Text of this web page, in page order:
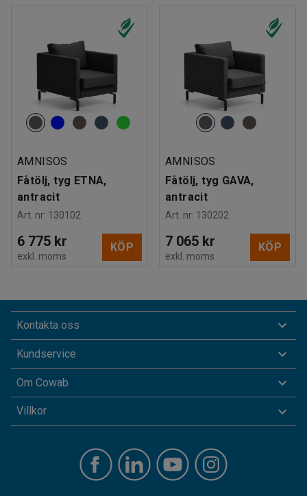
AMNISOS
Fåtölj, tyg ETNA,
antracit
Art. nr: 130102
6 775 kr
exkl. moms
KÖP
AMNISOS
Fåtölj, tyg GAVA,
antracit
Art. nr: 130202
7 065 kr
exkl. moms
KÖP
Kontakta oss
Kundservice
Om Cowab
Villkor